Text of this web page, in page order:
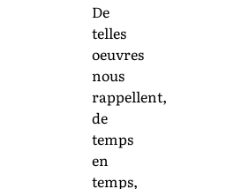
De
telles
oeuvres
nous
rappellent,
de
temps
en
temps,